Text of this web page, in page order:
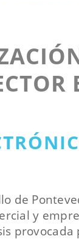
de
y
provocada